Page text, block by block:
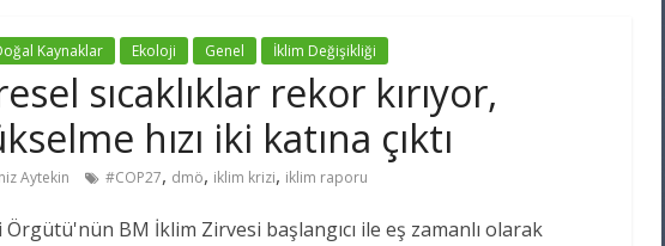
Kaynaklar Ekoloji Genel İklim Değişikliği
sıcaklıklar rekor kırıyor,
hızı iki katına çıktı
Aytekin #COP27, dmö, iklim krizi, iklim raporu
BM İklim Zirvesi başlangıcı ile eş zamanlı olarak